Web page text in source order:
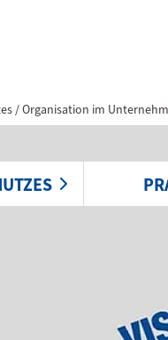
Organisation im